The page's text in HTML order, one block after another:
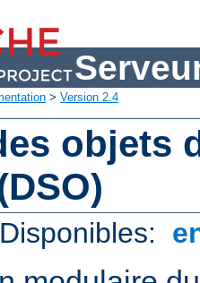
> Version 2.4
objets